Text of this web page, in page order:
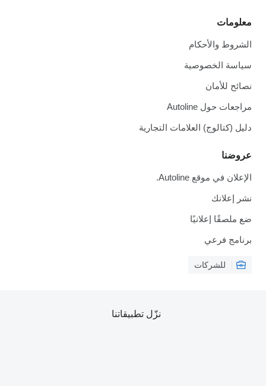
معلومات
الشروط والأحكام
سياسة الخصوصية
نصائح للأمان
مراجعات حول Autoline
دليل (كتالوج) العلامات التجارية
عروضنا
الإعلان في موقع Autoline.
نشر إعلانك
ضع ملصقًا إعلانيًا
برنامج فرعي
للشركات
نزّل تطبيقاتنا